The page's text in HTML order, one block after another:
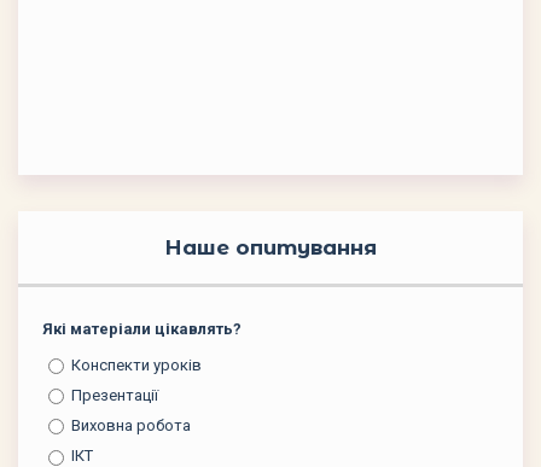
Наше опитування
Які матеріали цікавлять?
Конспекти уроків
Презентації
Виховна робота
ІКТ